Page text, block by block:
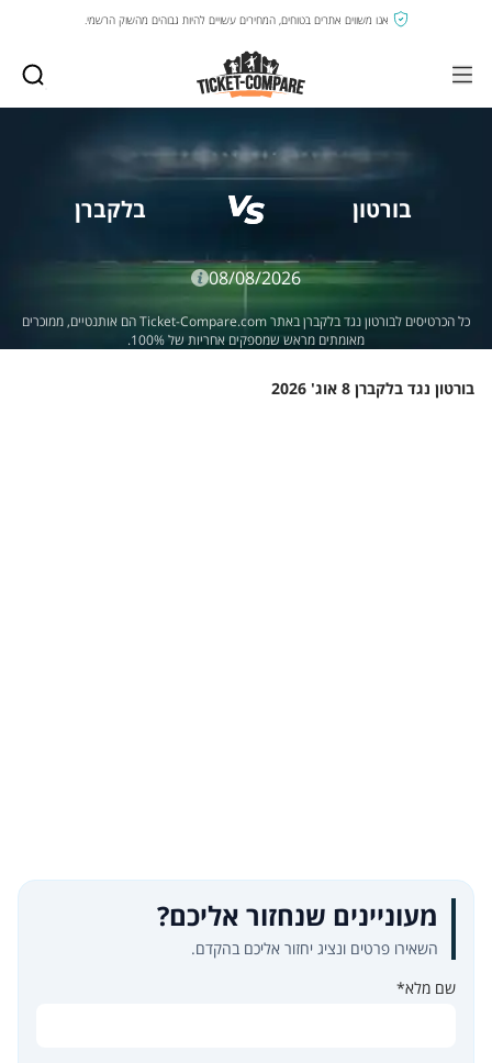
אנו משווים אתרים בטוחים, המחירים עשויים להיות גבוהים מהשוק הרשמי.
בורטון בלקברן
08/08/2026
כל הכרטיסים לבורטון נגד בלקברן באתר Ticket-Compare.com הם אותנטיים, ממוכרים
מאומתים מראש שמספקים אחריות של 100%.
בורטון נגד בלקברן 8 אוג' 2026
מעוניינים שנחזור אליכם?
השאירו פרטים ונציג יחזור אליכם בהקדם.
שם מלא*